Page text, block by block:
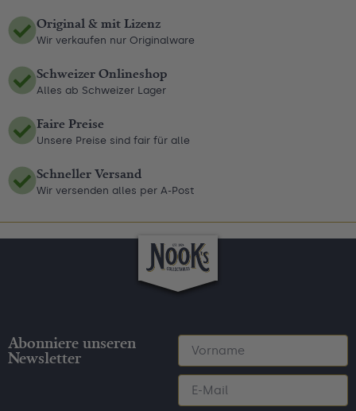
Original & mit Lizenz
Wir verkaufen nur Originalware
Schweizer Onlineshop
Alles ab Schweizer Lager
Faire Preise
Unsere Preise sind fair für alle
Schneller Versand
Wir versenden alles per A-Post
Abonniere unseren
Newsletter